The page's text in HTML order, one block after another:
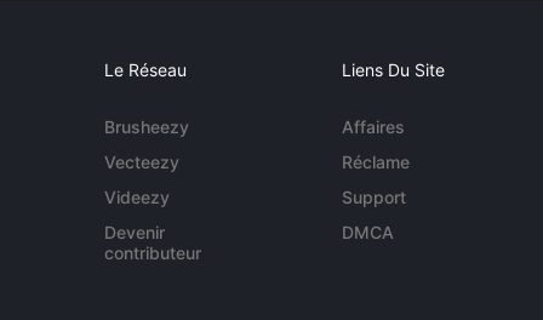
Le Réseau
Brusheezy
Vecteezy
Videezy
Devenir
contributeur
Liens Du Site
Affaires
Réclame
Support
DMCA